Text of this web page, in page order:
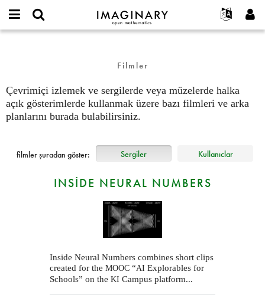
IMAGINARY
open
한국어
Español
Etkileşimli
Filmler
Sergiler
İletişim
Yeni parola iste
Filmler
Çevrimiçi izlemek ve sergilerde veya müzelerde halka
açık gösterimlerde kullanmak üzere bazı filmleri ve arka
planlarını burada bulabilirsiniz.
filmler şuradan göster: Sergiler Kullanıclar
INSIDE NEURAL NUMBERS
Inside Neural Numbers combines short clips
created for the MOOC “AI Explorables for
Schools” on the KI Campus platform...